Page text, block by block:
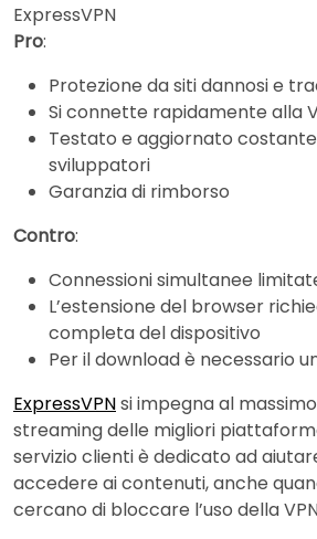
ExpressVPN
Pro:
Protezione da siti dannosi e
Si connette rapidamente alla
Testato e aggiornato
sviluppatori
Garanzia di rimborso
Contro:
Connessioni simultanee
L’estensione del browser
completa del dispositivo
Per il download è necessario
ExpressVPNsi impegna al
streaming delle migliori
servizio clienti è dedicato ad
accedere ai contenuti, anche
cercano di bloccare l’uso della